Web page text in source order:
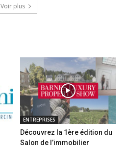
Voir plus
ENTREPRISES
Découvrez la 1ère édition du
Salon de l’immobilier